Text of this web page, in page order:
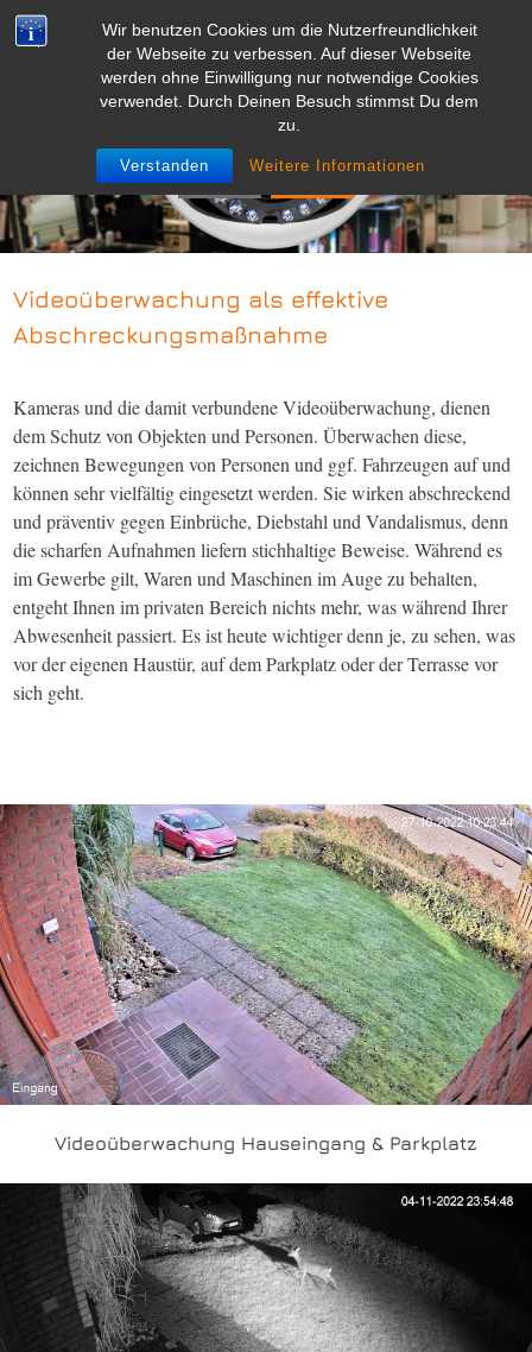
Wir benutzen Cookies um die Nutzerfreundlichkeit
der Webseite zu verbessen. Auf dieser Webseite
werden ohne Einwilligung nur notwendige Cookies
verwendet. Durch Deinen Besuch stimmst Du dem
zu.
Verstanden Weitere Informationen
Skip
☰ Navigation
Videoüberwachung
Videoüberwachung
Videoüberwachung als effektive
Abschreckungsmaßnahme
Kameras und die damit verbundene Videoüberwachung, dienen
dem Schutz von Objekten und Personen. Überwachen diese,
zeichnen Bewegungen von Personen und ggf. Fahrzeugen auf und
können sehr vielfältig eingesetzt werden. Sie wirken abschreckend
und präventiv gegen Einbrüche, Diebstahl und Vandalismus, denn
die scharfen Aufnahmen liefern stichhaltige Beweise. Während es
im Gewerbe gilt, Waren und Maschinen im Auge zu behalten,
entgeht Ihnen im privaten Bereich nichts mehr, was während Ihrer
Abwesenheit passiert. Es ist heute wichtiger denn je, zu sehen, was
vor der eigenen Haustür, auf dem Parkplatz oder der Terrasse vor
sich geht.
Videoüberwachung Hauseingang & Parkplatz